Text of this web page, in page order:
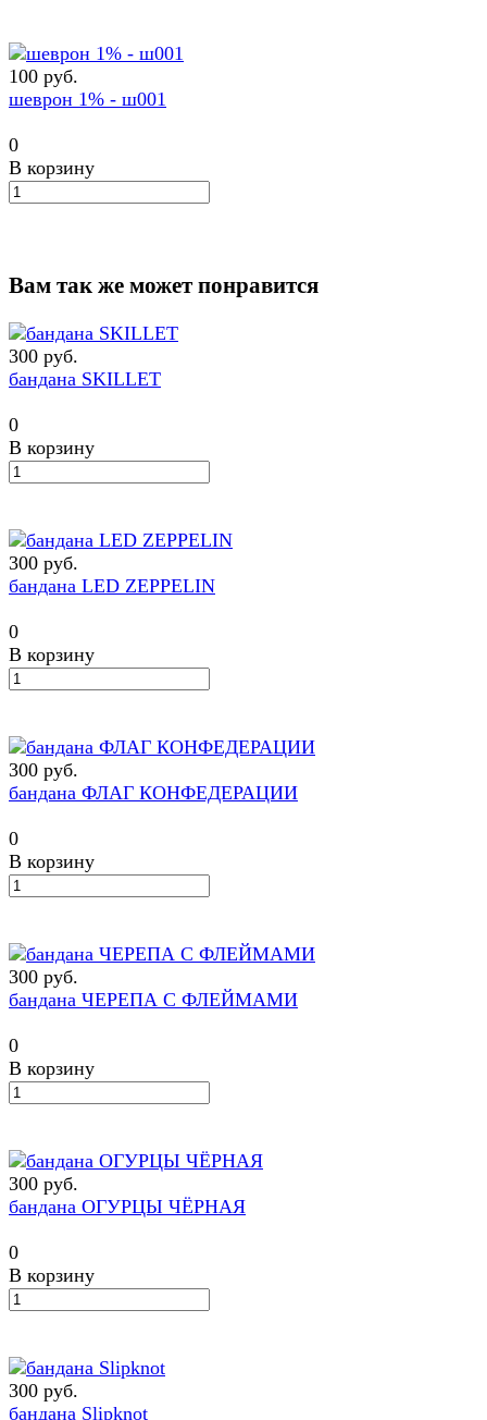
100 руб.
шеврон 1% - ш001
0
В корзину
Вам так же может понравится
300 руб.
бандана SKILLET
0
В корзину
300 руб.
бандана LED ZEPPELIN
0
В корзину
300 руб.
бандана ФЛАГ КОНФЕДЕРАЦИИ
0
В корзину
300 руб.
бандана ЧЕРЕПА С ФЛЕЙМАМИ
0
В корзину
300 руб.
бандана ОГУРЦЫ ЧЁРНАЯ
0
В корзину
300 руб.
бандана Slipknot